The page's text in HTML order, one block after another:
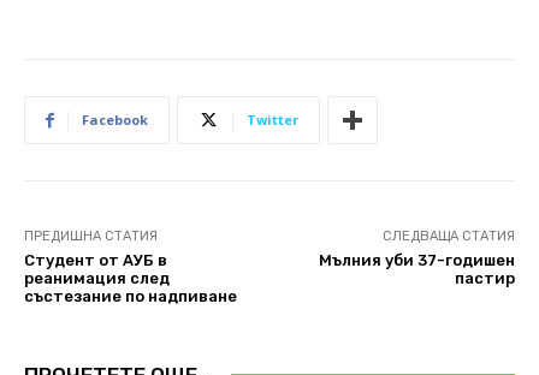
Facebook Twitter
ПРЕДИШНА СТАТИЯ
Студент от АУБ в
реанимация след
състезание по надпиване
СЛЕДВАЩА СТАТИЯ
Мълния уби 37-годишен
пастир